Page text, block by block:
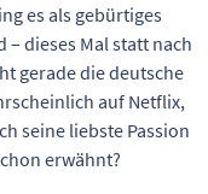
es als gebürtiges
dieses Mal statt nach
gerade die deutsche
auf Netflix,
seine liebste Passion
erwähnt?